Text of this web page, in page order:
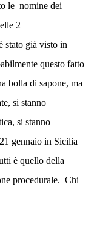
le nomine dei
2
stato già visto in
questo fatto
bolla di sapone, ma
si stanno
si stanno
gennaio in Sicilia
è quello della
procedurale. Chi